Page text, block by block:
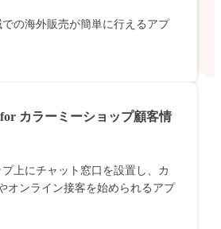
の海外販売が簡単に行えるアプ
カラーミーショップ顧客情
上にチャット窓口を設置し、カ
オンライン接客を始められるアプ